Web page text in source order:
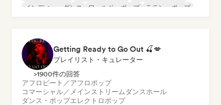
インディー・ダンス
ワールド・ポップ ラテン・ポップ
Getting Ready to Go Out 🍒💋
プレイリスト・キュレーター
>1900件の回答
アフロビート／アフロポップ
コマーシャル／メインストリーム ダンスホール
ダンス・ポップエレクトロポップ